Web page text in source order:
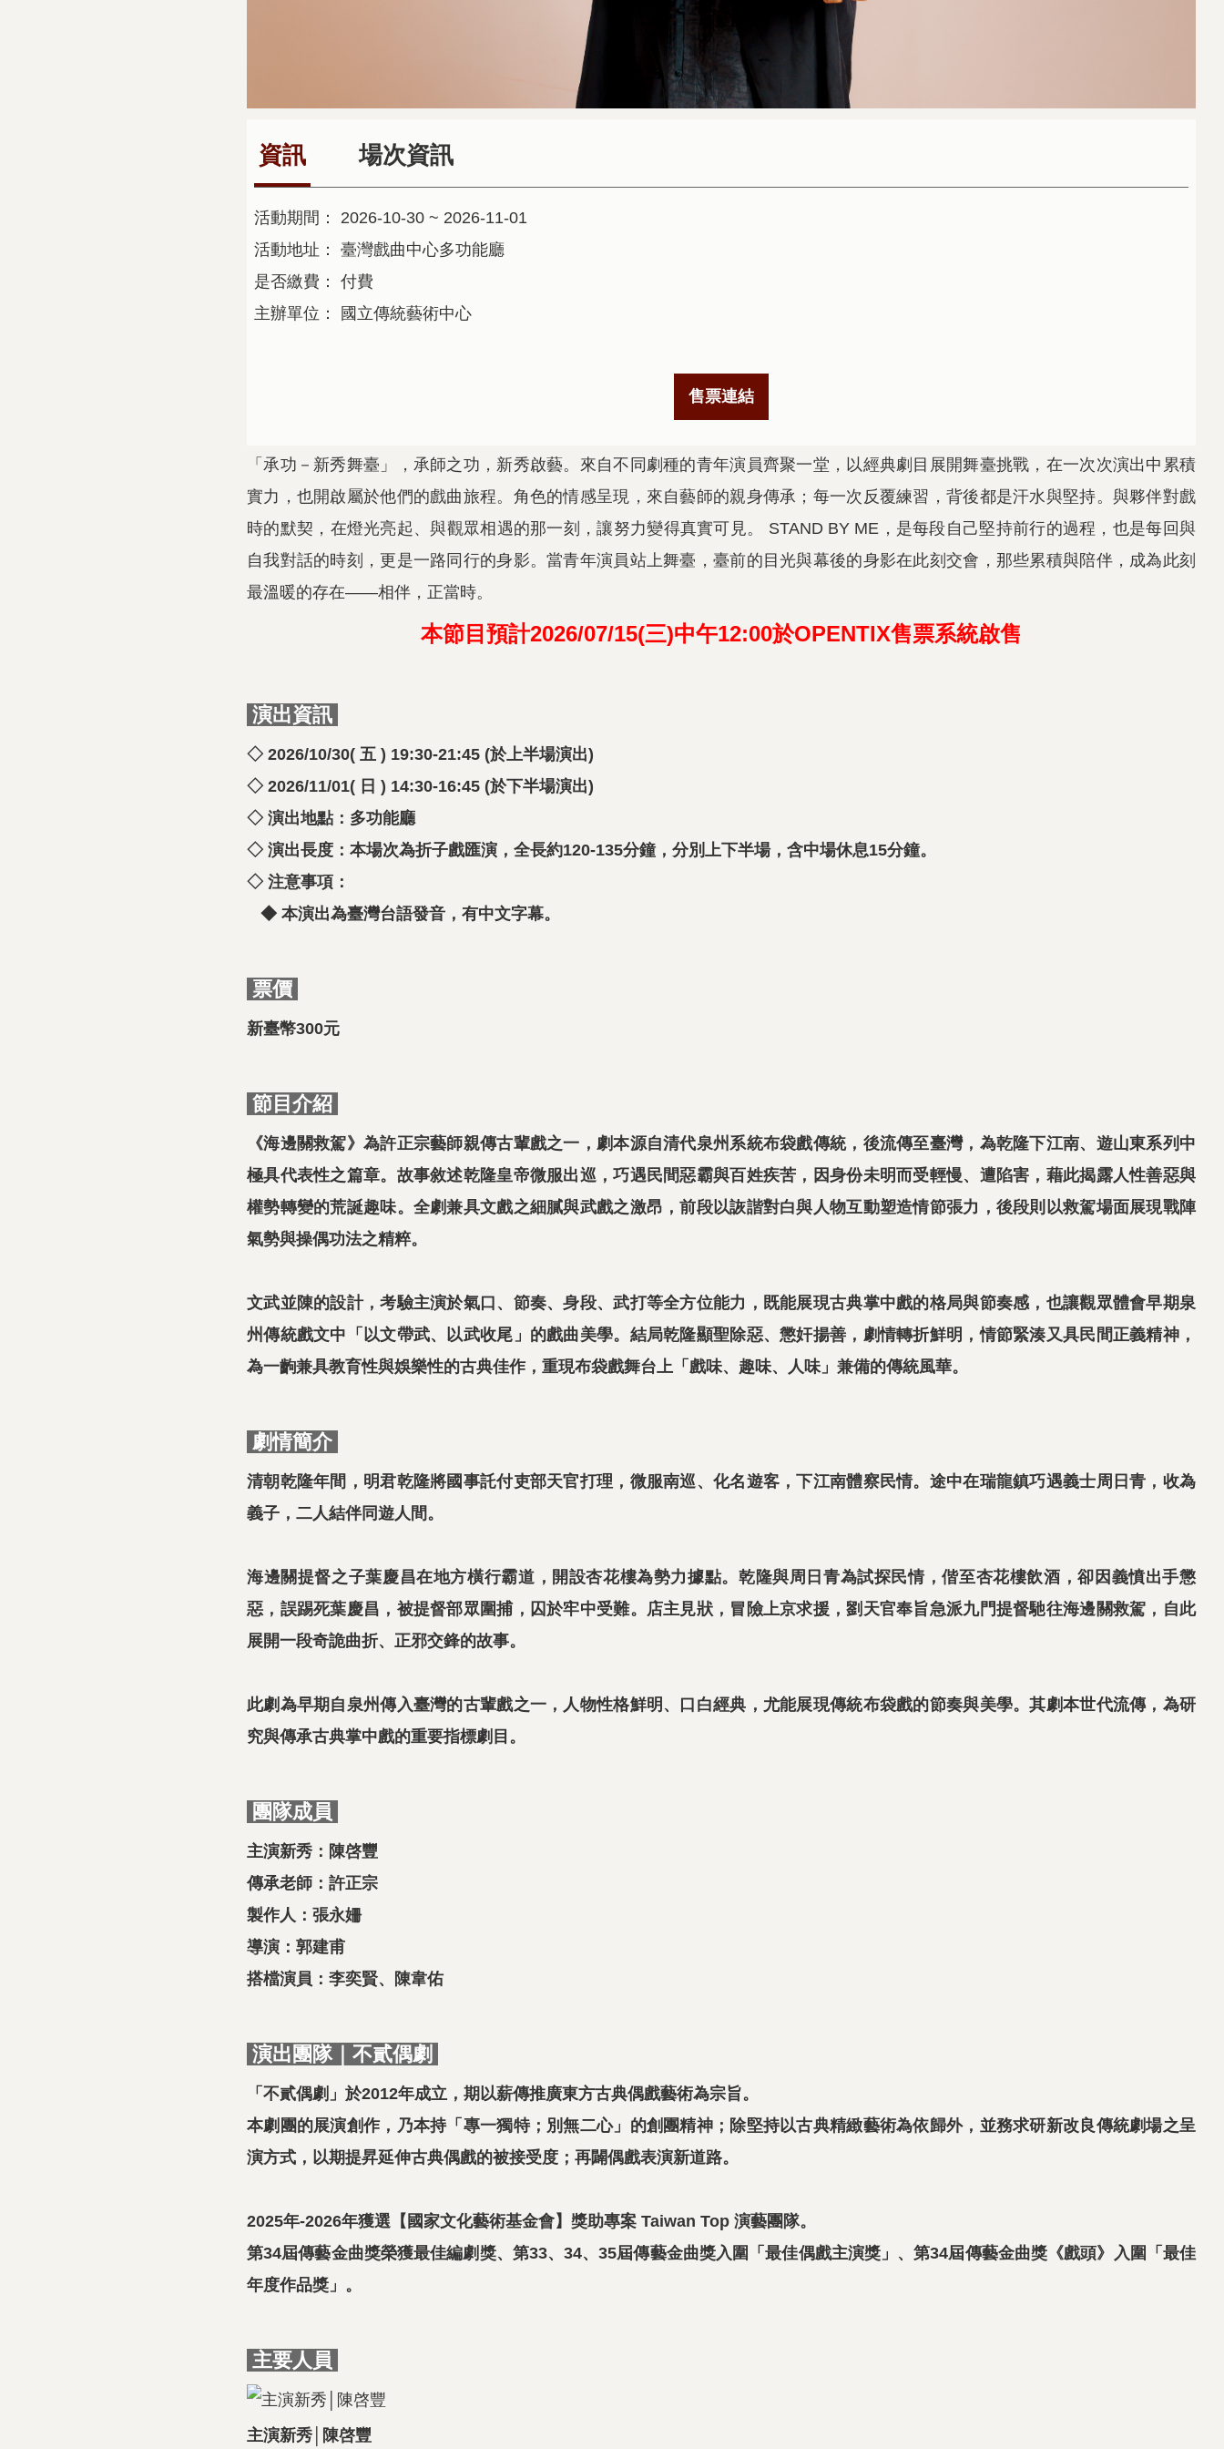
資訊 場次資訊
活動期間：
2026-10-30 ~ 2026-11-01
活動地址：
臺灣戲曲中心多功能廳
是否繳費：
付費
主辦單位：
國立傳統藝術中心
售票連結
「承功－新秀舞臺」，承師之功，新秀啟藝。來自不同劇種的青年演員齊聚一堂，以經典劇目展開舞臺挑戰，在一次次演出中累積
實力，也開啟屬於他們的戲曲旅程。角色的情感呈現，來自藝師的親身傳承；每一次反覆練習，背後都是汗水與堅持。與夥伴對戲
時的默契，在燈光亮起、與觀眾相遇的那一刻，讓努力變得真實可見。 STAND BY ME，是每段自己堅持前行的過程，也是每回與
自我對話的時刻，更是一路同行的身影。當青年演員站上舞臺，臺前的目光與幕後的身影在此刻交會，那些累積與陪伴，成為此刻
最溫暖的存在——相伴，正當時。
本節目預計2026/07/15(三)中午12:00於OPENTIX售票系統啟售
演出資訊
◇ 2026/10/30( 五 ) 19:30-21:45 (於上半場演出)
◇ 2026/11/01( 日 ) 14:30-16:45 (於下半場演出)
◇ 演出地點：多功能廳
◇ 演出長度：本場次為折子戲匯演，全長約120-135分鐘，分別上下半場，含中場休息15分鐘。
◇ 注意事項：
◆ 本演出為臺灣台語發音，有中文字幕。
票價
新臺幣300元
節目介紹
《海邊關救駕》為許正宗藝師親傳古輩戲之一，劇本源自清代泉州系統布袋戲傳統，後流傳至臺灣，為乾隆下江南、遊山東系列中
極具代表性之篇章。故事敘述乾隆皇帝微服出巡，巧遇民間惡霸與百姓疾苦，因身份未明而受輕慢、遭陷害，藉此揭露人性善惡與
權勢轉變的荒誕趣味。全劇兼具文戲之細膩與武戲之激昂，前段以詼諧對白與人物互動塑造情節張力，後段則以救駕場面展現戰陣
氣勢與操偶功法之精粹。
文武並陳的設計，考驗主演於氣口、節奏、身段、武打等全方位能力，既能展現古典掌中戲的格局與節奏感，也讓觀眾體會早期泉
州傳統戲文中「以文帶武、以武收尾」的戲曲美學。結局乾隆顯聖除惡、懲奸揚善，劇情轉折鮮明，情節緊湊又具民間正義精神，
為一齣兼具教育性與娛樂性的古典佳作，重現布袋戲舞台上「戲味、趣味、人味」兼備的傳統風華。
劇情簡介
清朝乾隆年間，明君乾隆將國事託付吏部天官打理，微服南巡、化名遊客，下江南體察民情。途中在瑞龍鎮巧遇義士周日青，收為
義子，二人結伴同遊人間。
海邊關提督之子葉慶昌在地方橫行霸道，開設杏花樓為勢力據點。乾隆與周日青為試探民情，偕至杏花樓飲酒，卻因義憤出手懲
惡，誤踢死葉慶昌，被提督部眾圍捕，囚於牢中受難。店主見狀，冒險上京求援，劉天官奉旨急派九門提督馳往海邊關救駕，自此
展開一段奇詭曲折、正邪交鋒的故事。
此劇為早期自泉州傳入臺灣的古輩戲之一，人物性格鮮明、口白經典，尤能展現傳統布袋戲的節奏與美學。其劇本世代流傳，為研
究與傳承古典掌中戲的重要指標劇目。
團隊成員
主演新秀：陳啓豐
傳承老師：許正宗
製作人：張永姍
導演：郭建甫
搭檔演員：李奕賢、陳韋佑
演出團隊｜不貳偶劇
「不貳偶劇」於2012年成立，期以薪傳推廣東方古典偶戲藝術為宗旨。
本劇團的展演創作，乃本持「專一獨特；別無二心」的創團精神；除堅持以古典精緻藝術為依歸外，並務求研新改良傳統劇場之呈
演方式，以期提昇延伸古典偶戲的被接受度；再闢偶戲表演新道路。
2025年-2026年獲選【國家文化藝術基金會】獎助專案 Taiwan Top 演藝團隊。
第34屆傳藝金曲獎榮獲最佳編劇獎、第33、34、35屆傳藝金曲獎入圍「最佳偶戲主演獎」、第34屆傳藝金曲獎《戲頭》入圍「最佳
年度作品獎」。
主要人員
主演新秀│陳啓豐